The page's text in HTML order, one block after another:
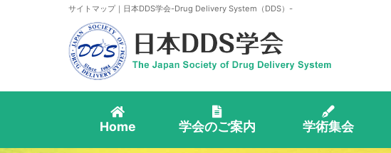
サイトマップ｜日本DDS学会-Drug Delivery System（DDS）-
Home 学会のご案内 学術集会